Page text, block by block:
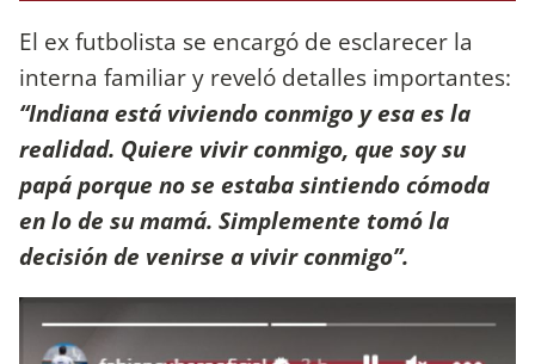
El ex futbolista se encargó de esclarecer la
interna familiar y reveló detalles importantes:
“Indiana está viviendo conmigo y esa es la
realidad. Quiere vivir conmigo, que soy su
papá porque no se estaba sintiendo cómoda
en lo de su mamá. Simplemente tomó la
decisión de venirse a vivir conmigo”.